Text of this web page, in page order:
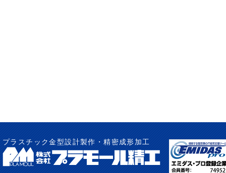
プラスチック金型設計製作・精密成形加工